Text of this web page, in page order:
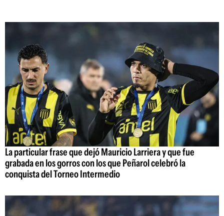
La particular frase que dejó Mauricio Larriera y que fue
grabada en los gorros con los que Peñarol celebró la
conquista del Torneo Intermedio